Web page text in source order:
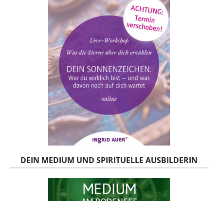
DEIN MEDIUM UND SPIRITUELLE AUSBILDERIN